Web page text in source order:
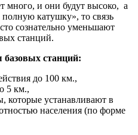
много, и они будут высоко, а
полную катушку», то связь
сознательно уменьшают
станций.
станций:
до 100 км.,
5 км.,
которые устанавливают в
населения (по форме